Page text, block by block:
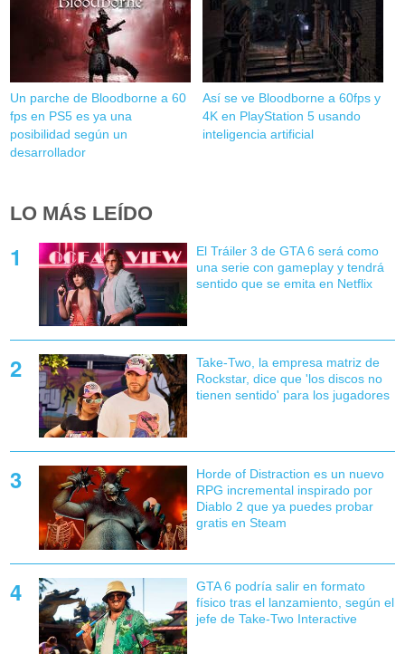
Un parche de Bloodborne a 60
fps en PS5 es ya una
posibilidad según un
desarrollador
Así se ve Bloodborne a 60fps y
4K en PlayStation 5 usando
inteligencia artificial
LO MÁS LEÍDO
El Tráiler 3 de GTA 6 será como
una serie con gameplay y tendrá
sentido que se emita en Netflix
Take-Two, la empresa matriz de
Rockstar, dice que 'los discos no
tienen sentido' para los jugadores
Horde of Distraction es un nuevo
RPG incremental inspirado por
Diablo 2 que ya puedes probar
gratis en Steam
GTA 6 podría salir en formato
físico tras el lanzamiento, según el
jefe de Take-Two Interactive